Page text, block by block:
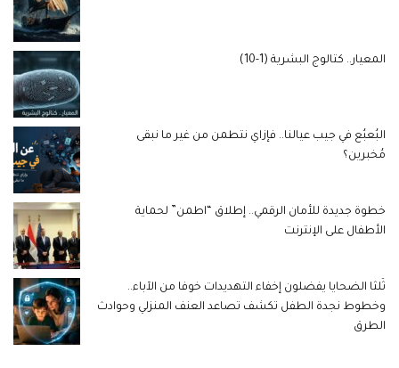
المعيار.. كتالوج البشرية (1-10)
البُعبُع في جيب عيالنا.. فإزاي نتطمن من غير ما نبقى
مُخبرين؟
خطوة جديدة للأمان الرقمي.. إطلاق “اطمن” لحماية
الأطفال على الإنترنت
ثُلثا الضحايا يفضلون إخفاء التهديدات خوفا من الآباء..
وخطوط نجدة الطفل تكشف تصاعد العنف المنزلي وحوادث
الطرق